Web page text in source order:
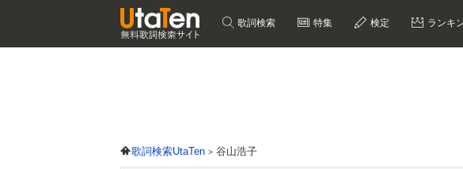
歌詞検索 特集 検定 ランキ
歌詞検索UtaTen 谷山浩子